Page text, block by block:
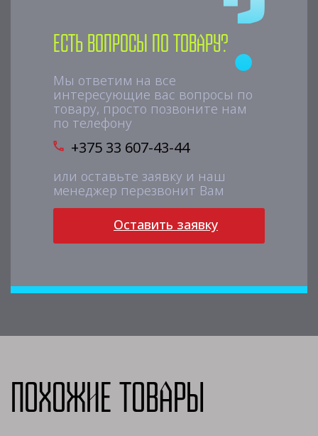
Есть вопросы по товару?
Мы ответим на все
интересующие вас вопросы по
товару, просто позвоните нам
по телефону
+375 33 607-43-44
или оставьте заявку и наш
менеджер перезвонит Вам
Оставить заявку
Похожие товары